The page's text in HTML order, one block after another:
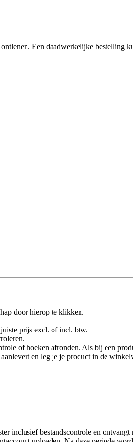
Een daadwerkelijke bestelling
door hierop te klikken.
prijs excl. of incl. btw.
of hoeken afronden. Als bij een
en leg je je product in de
inclusief bestandscontrole en